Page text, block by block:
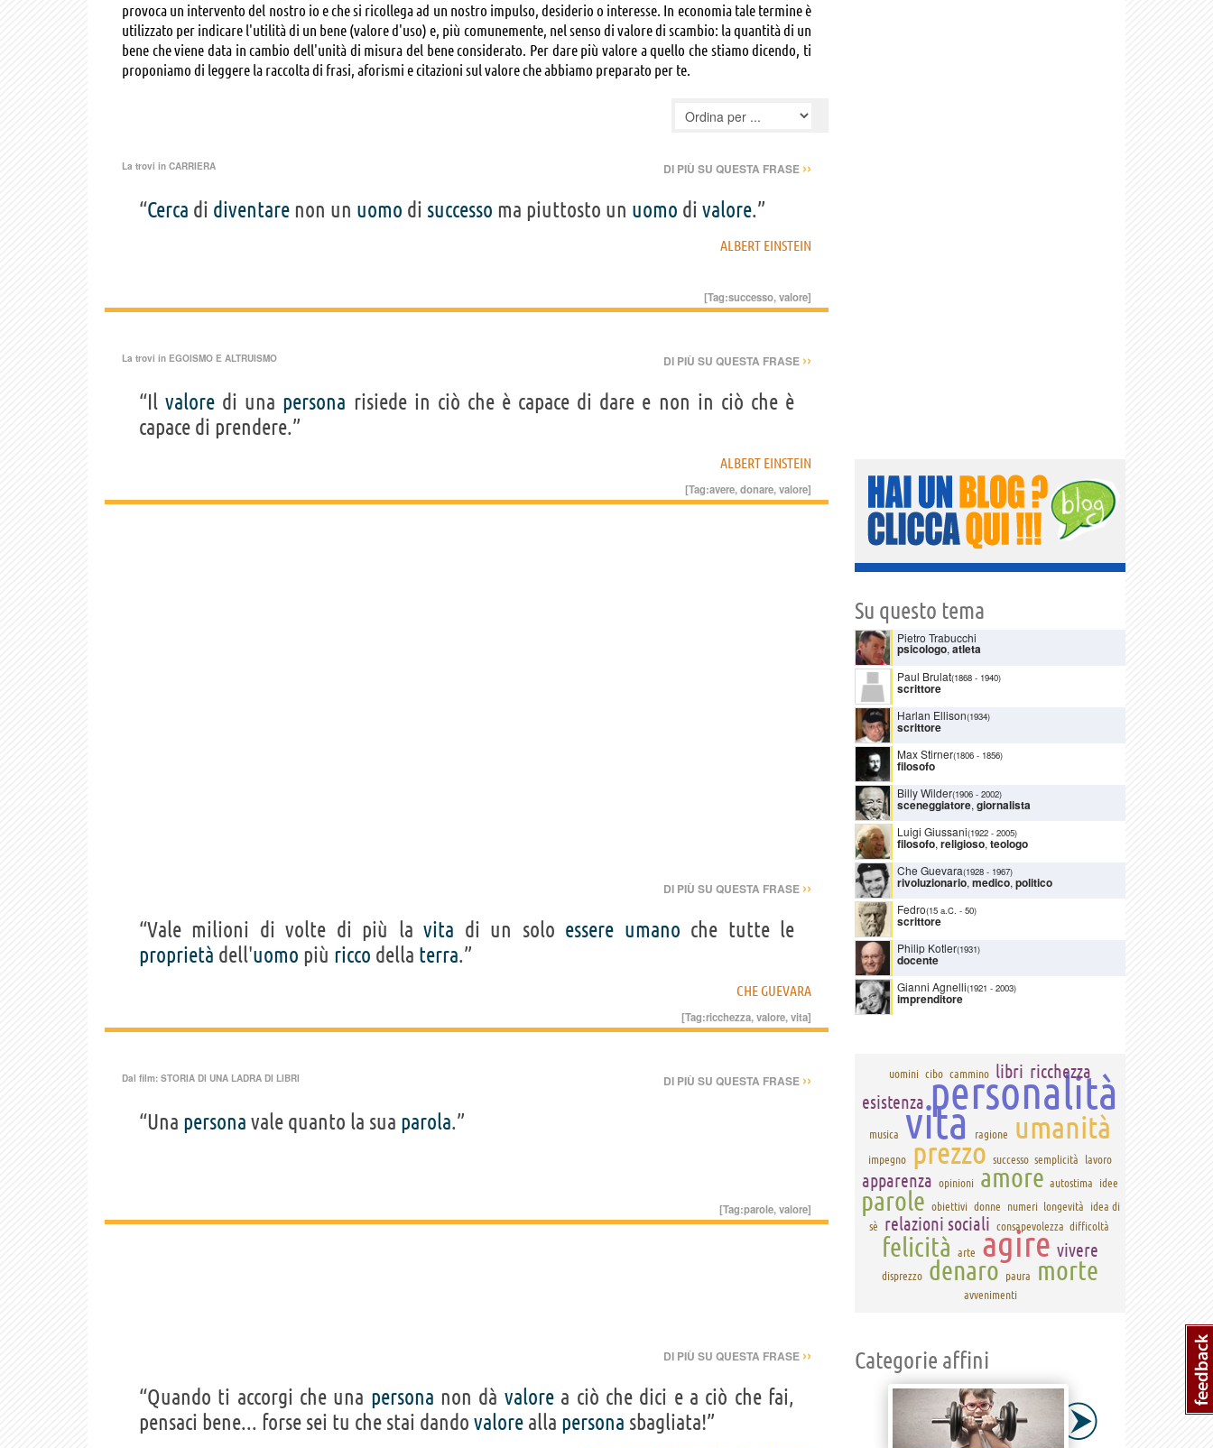
provoca un intervento del nostro io e che si ricollega ad un nostro impulso, desiderio o interesse. In economia tale termine è
utilizzato per indicare l'utilità di un bene (valore d'uso) e, più comunemente, nel senso di valore di scambio: la quantità di un
bene che viene data in cambio dell'unità di misura del bene considerato. Per dare più valore a quello che stiamo dicendo, ti
proponiamo di leggere la raccolta di frasi, aforismi e citazioni sul valore che abbiamo preparato per te.
La trovi in CARRIERA DI PIÙ SU QUESTA FRASE ››
“Cerca di diventare non un uomo di successo ma piuttosto un uomo di valore.”
ALBERT EINSTEIN
[Tag:successo,valore]
La trovi in EGOISMO E ALTRUISMO DI PIÙ SU QUESTA FRASE ››
“Ilvalore di una persona risiede in ciò che è capace di dare e non in ciò che è
capace di prendere.”
ALBERT EINSTEIN
[Tag:avere,donare,valore]
DI PIÙ SU QUESTA FRASE ››
“Vale milioni di volte di più lavita di un solo essere umano che tutte le
proprietà dell'uomo più ricco della terra.”
CHE GUEVARA
[Tag:ricchezza,valore,vita]
Dal film: STORIA DI UNA LADRA DI LIBRI DI PIÙ SU QUESTA FRASE ››
“Una persona vale quanto la sua parola.”
[Tag:parole,valore]
DI PIÙ SU QUESTA FRASE ››
“Quando ti accorgi che una persona non dà valorea ciò che dici e a ciò che fai,
pensaci bene... forse sei tu che stai dando valore alla persona sbagliata!”
Su questo tema
Pietro Trabucchi
psicologo, atleta
Paul Brulat(1868 - 1940)
scrittore
Harlan Ellison(1934)
scrittore
Max Stirner(1806 - 1856)
filosofo
Billy Wilder(1906 - 2002)
sceneggiatore, giornalista
Luigi Giussani(1922 - 2005)
filosofo, religioso, teologo
Che Guevara(1928 - 1967)
rivoluzionario, medico, politico
Fedro(15 a.C. - 50)
scrittore
Philip Kotler(1931)
docente
Gianni Agnelli(1921 - 2003)
imprenditore
uomini cibo cammino libri ricchezza
esistenza personalità
musica vita ragione umanità
impegno prezzo successo semplicità lavoro
apparenza opinioni amore autostima idee
parole obiettivi donne numeri longevità
idea di
sè
relazioni sociali consapevolezza difficoltà
felicità arte agire vivere
disprezzo denaro paura morte
avvenimenti
Categorie affini